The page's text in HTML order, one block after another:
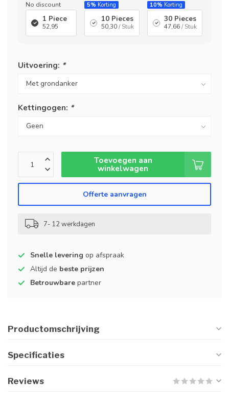
No discount
1 Piece
52,95
5% Korting
10 Pieces
50,30/ Stuk
10% Korting
30 Pieces
47,66/ Stuk
Uitvoering: *
Kettingogen: *
Toevoegen aan
winkelwagen
Offerte aanvragen
7- 12 werkdagen
Snelle levering op afspraak
Altijd de beste prijzen
Betrouwbare partner
Productomschrijving
Specificaties
Reviews